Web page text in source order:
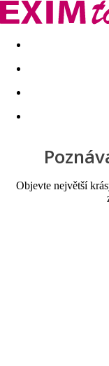
Akční nabídky
Objevte největší